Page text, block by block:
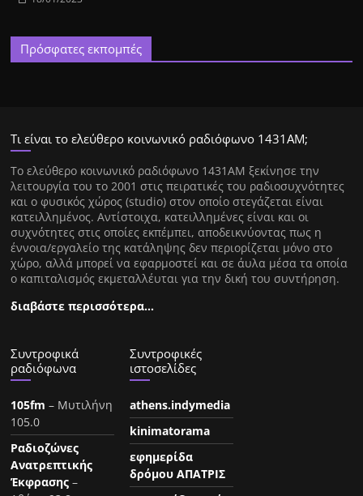
Πρόσφατες εκπομπές
Τι είναι το ελεύθερο κοινωνικό ραδιόφωνο 1431ΑΜ;
Tο ελεύθερο κοινωνικό ραδιόφωνο 1431AM ξεκίνησε την
λειτουργία του το 2001 στις πειρατικές του ραδιοσυχνότητες
και ο φυσικός χώρος (studio) στον οποίο στεγάζεται είναι
κατειλλημένος. Αντίστοιχα, κατειλλημένες είναι και οι
συχνότητες στις οποίες εκπέμπει, αποδεικνύοντας πως η
έννοια/εργαλείο της κατάληψης δεν περιορίζεται μόνο στο
χώρο, αλλά μπορεί να εφαρμοστεί και σε άυλα μέσα τα οποία
ο καπιταλισμός εκμεταλλέυται για την δική του συντήρηση.
διαβάστε περισσότερα…
Συντροφικά
ραδιόφωνα
105fm – Μυτιλήνη
105.0
Ραδιοζώνες
Ανατρεπτικής
Έκφρασης –
Συντροφικές
ιστοσελίδες
athens.indymedia
kinimatorama
εφημερίδα
δρόμου ΑΠΑΤΡΙΣ